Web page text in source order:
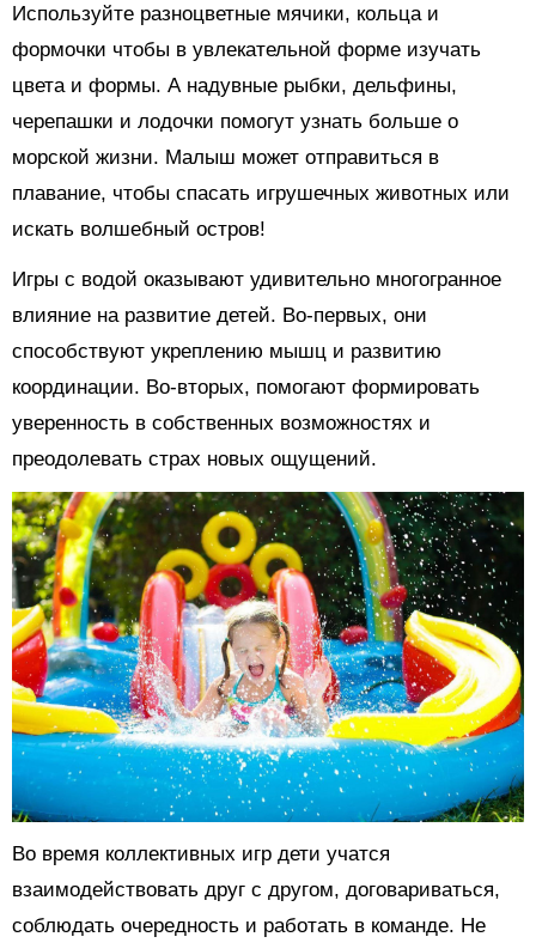
Используйте разноцветные мячики, кольца и
формочки чтобы в увлекательной форме изучать
цвета и формы. А надувные рыбки, дельфины,
черепашки и лодочки помогут узнать больше о
морской жизни. Малыш может отправиться в
плавание, чтобы спасать игрушечных животных или
искать волшебный остров!
Игры с водой оказывают удивительно многогранное
влияние на развитие детей. Во-первых, они
способствуют укреплению мышц и развитию
координации. Во-вторых, помогают формировать
уверенность в собственных возможностях и
преодолевать страх новых ощущений.
Во время коллективных игр дети учатся
взаимодействовать друг с другом, договариваться,
соблюдать очередность и работать в команде. Не